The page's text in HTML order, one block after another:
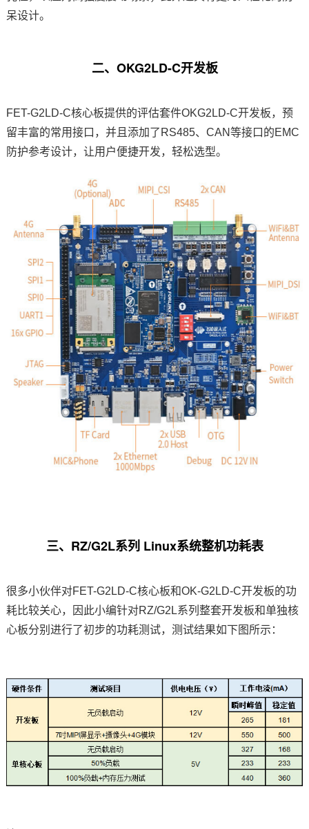
呆设计。
二、OKG2LD-C开发板
FET-G2LD-C核心板提供的评估套件OKG2LD-C开发板，预
留丰富的常用接口，并且添加了RS485、CAN等接口的EMC
防护参考设计，让用户便捷开发，轻松选型。
三、RZ/G2L系列 Linux系统整机功耗表
很多小伙伴对FET-G2LD-C核心板和OK-G2LD-C开发板的功
耗比较关心，因此小编针对RZ/G2L系列整套开发板和单独核
心板分别进行了初步的功耗测试，测试结果如下图所示：